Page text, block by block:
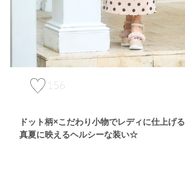
156
ドット柄×こだわり小物でレディに仕上げる
真夏に映えるヘルシーな装い☆